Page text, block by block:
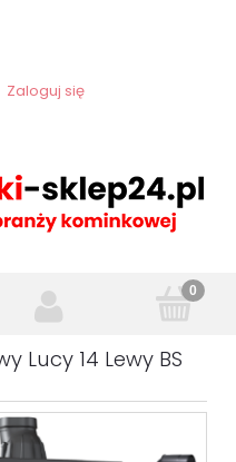
Zaloguj się
Lucy 14 Lewy BS